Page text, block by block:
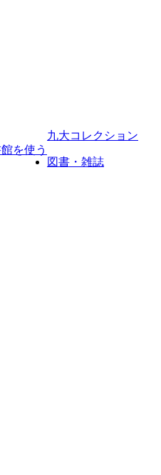
を使う
九大コレクション
図書・雑誌